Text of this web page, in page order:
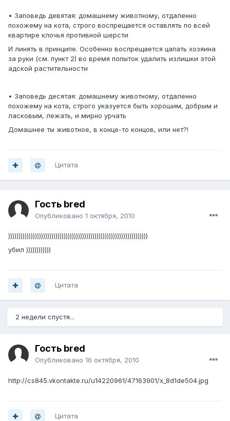
• Заповедь девятая: домашнему животному, отдаленно
похожему на кота, строго воспрещается оставлять по всей
квартире клочья противной шерсти
И линять в принципе. Особенно воспрещается цапать хозяина
за руки (см. пункт 2) во время попыток удалить излишки этой
адской растительности
• Заповедь десятая: домашнему животному, отдаленно
похожему на кота, строго указуется быть хорошим, добрым и
ласковым, лежать, и мирно урчать
Домашнее ты животное, в конце-то концов, или нет?!
Цитата
Гость bred
Опубликовано 1 октября, 2010
))))))))))))))))))))))))))))))))))))))))))))))))))))))))))))))))))))
убил ))))))))))))
Цитата
2 недели спустя...
Гость bred
Опубликовано 16 октября, 2010
http://cs845.vkontakte.ru/u14220961/47163901/x_8d1de504.jpg
Цитата